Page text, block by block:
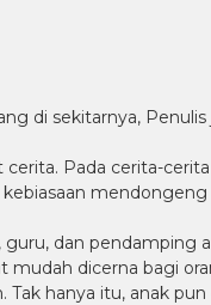
di sekitarnya,
Pada cerita-
dan
mudah dicerna bagi
hanya itu, anak